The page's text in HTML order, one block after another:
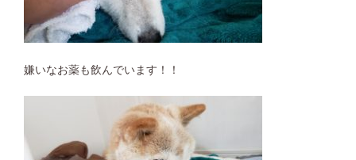
嫌いなお薬も飲んでいます！！